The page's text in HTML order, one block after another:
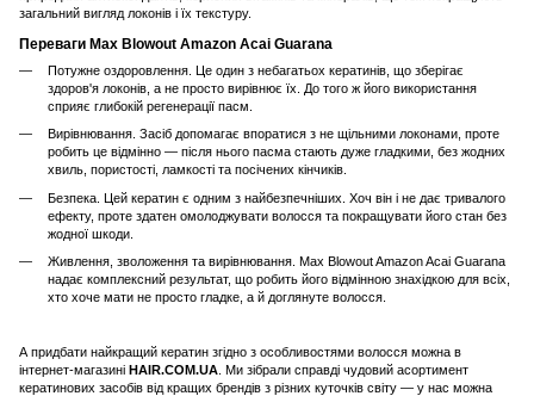
загальний вигляд локонів і їх текстуру.
Переваги Max Blowout Amazon Acai Guarana
Потужне оздоровлення. Це один з небагатьох кератинів, що зберігає
здоров'я локонів, а не просто вирівнює їх. До того ж його використання
сприяє глибокій регенерації пасм.
Вирівнювання. Засіб допомагає впоратися з не щільними локонами, проте
робить це відмінно — після нього пасма стають дуже гладкими, без жодних
хвиль, пористості, ламкості та посічених кінчиків.
Безпека. Цей кератин є одним з найбезпечніших. Хоч він і не дає тривалого
ефекту, проте здатен омолоджувати волосся та покращувати його стан без
жодної шкоди.
Живлення, зволоження та вирівнювання. Max Blowout Amazon Acai Guarana
надає комплексний результат, що робить його відмінною знахідкою для всіх,
хто хоче мати не просто гладке, а й доглянуте волосся.
А придбати найкращий кератин згідно з особливостями волосся можна в
інтернет-магазині HAIR.COM.UA . Ми зібрали справді чудовий асортимент
кератинових засобів від кращих брендів з різних куточків світу — у нас можна